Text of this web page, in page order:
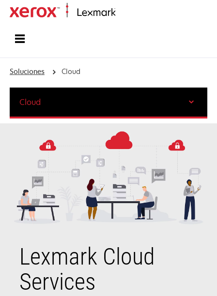
Soluciones Cloud
Lexmark Cloud
Services
Cloud